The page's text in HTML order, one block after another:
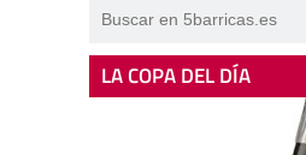
LA COPA DEL DÍA